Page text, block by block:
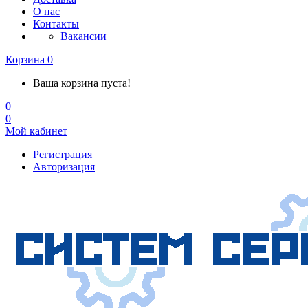
О нас
Контакты
Вакансии
Корзина 0
Ваша корзина пуста!
0
0
Мой кабинет
Регистрация
Авторизация